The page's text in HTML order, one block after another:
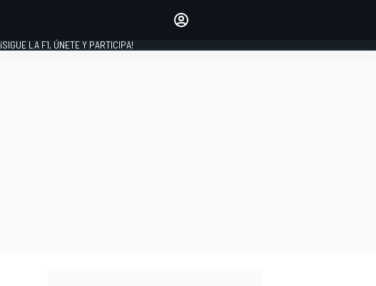
¡SIGUE LA F1, ÚNETE Y PARTICIPA!